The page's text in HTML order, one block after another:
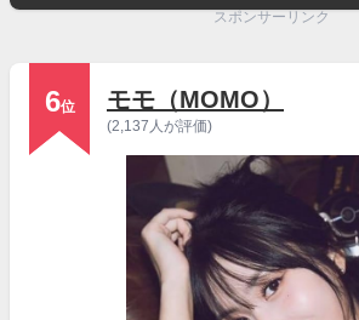
スポンサーリンク
6位 モモ（MOMO）
(2,137人が評価)